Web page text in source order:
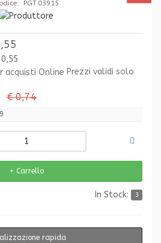
PGT.03915
Prezzi validi solo
€ 0,74
In Stock: 3
rapida